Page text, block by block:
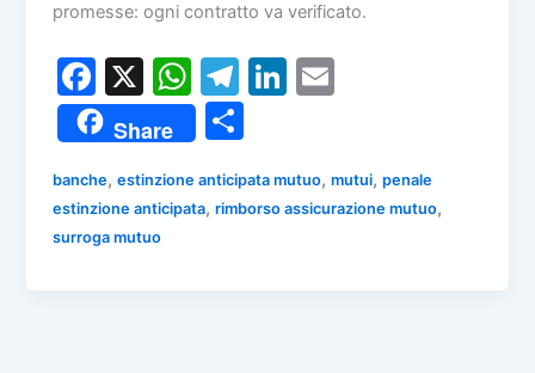
promesse: ogni contratto va verificato.
F
a
c
e
b
X
W
h
at
s
A
T
el
e
gr
a
Li
e
dI
l
Share
n
banche,estinzione anticipata mutuo,mutui,penale
estinzione anticipata,rimborso assicurazione mutuo,
surroga mutuo